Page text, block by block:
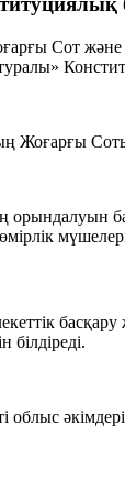
Сот және
Жоғарғы
орындалуын
білдіреді.
облыс